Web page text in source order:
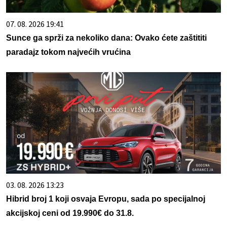
07. 08. 2026 19:41
Sunce ga sprži za nekoliko dana: Ovako ćete zaštititi
paradajz tokom najvećih vrućina
03. 08. 2026 13:23
Hibrid broj 1 koji osvaja Evropu, sada po specijalnoj
akcijskoj ceni od 19.990€ do 31.8.